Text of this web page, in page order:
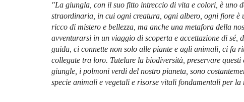
"La giungla, con il suo fitto intreccio di vita e colori, è uno
straordinaria, in cui ogni creatura, ogni albero, ogni fiore è
ricco di mistero e bellezza, ma anche una metafora della
avventurarsi in un viaggio di scoperta e accettazione di
guida, ci connette non solo alle piante e agli animali, ci fa
collegate tra loro. Tutelare la biodiversità, preservare
giungle, i polmoni verdi del nostro pianeta, sono
specie animali e vegetali e risorse vitali fondamentali per la